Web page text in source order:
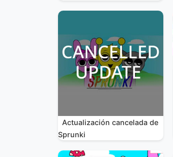
Actualización cancelada de
Sprunki